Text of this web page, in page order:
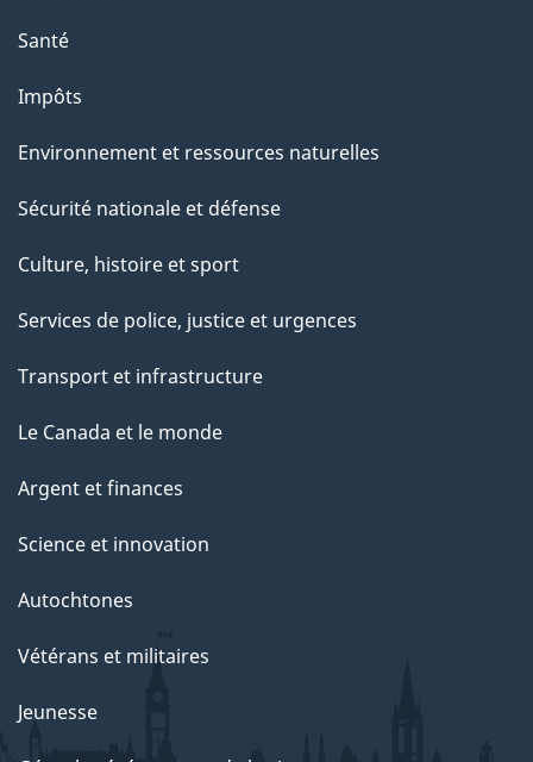
e
p
a
g
Santé
Impôts
Environnement et ressources naturelles
Sécurité nationale et défense
Culture, histoire et sport
Services de police, justice et urgences
Transport et infrastructure
Le Canada et le monde
Argent et finances
Science et innovation
Autochtones
Vétérans et militaires
Jeunesse